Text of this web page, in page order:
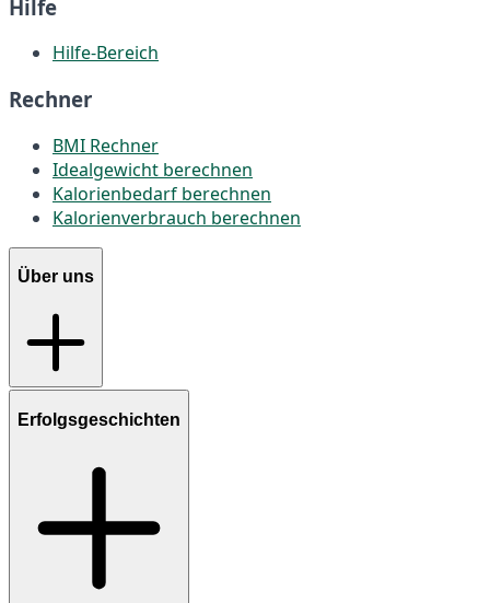
Hilfe
Hilfe-Bereich
Rechner
BMI Rechner
Idealgewicht berechnen
Kalorienbedarf berechnen
Kalorienverbrauch berechnen
Über uns
Erfolgsgeschichten